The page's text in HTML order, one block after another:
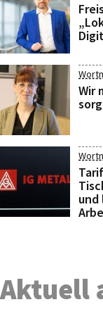
Wir
und
Aktuell